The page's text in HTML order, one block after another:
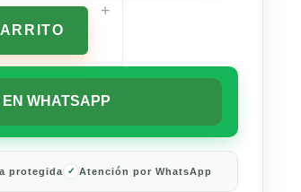
+
WHATSAPP
protegida Atención por WhatsApp